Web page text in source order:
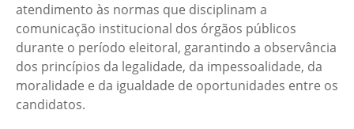
atendimento às normas que disciplinam a
comunicação institucional dos órgãos públicos
durante o período eleitoral, garantindo a observância
dos princípios da legalidade, da impessoalidade, da
moralidade e da igualdade de oportunidades entre os
candidatos.